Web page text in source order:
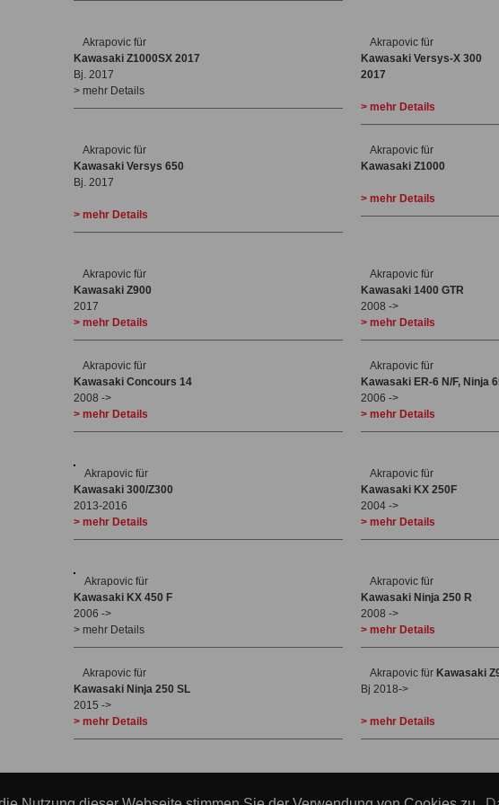
Akrapovic für
Kawasaki Z1000SX 2017
Bj. 2017
> mehr Details
Akrapovic für
Kawasaki Versys-X 300
2017
> mehr Details
Akrapovic für
Kawasaki Versys 650
Bj. 2017
> mehr Details
Akrapovic für
Kawasaki Z1000
> mehr Details
Akrapovic für
Kawasaki Z900
2017
> mehr Details
Akrapovic für
Kawasaki 1400 GTR
2008 ->
> mehr Details
Akrapovic für
Kawasaki Concours 14
2008 ->
> mehr Details
Akrapovic für
Kawasaki ER-6 N/F, Ninja
2006 ->
> mehr Details
Akrapovic für
Kawasaki 300/Z300
2013-2016
> mehr Details
Akrapovic für
Kawasaki KX 250F
2004 ->
> mehr Details
Akrapovic für
Kawasaki KX 450 F
2006 ->
> mehr Details
Akrapovic für
Kawasaki Ninja 250 R
2008 ->
> mehr Details
Akrapovic für
Kawasaki Ninja 250 SL
2015 ->
> mehr Details
Akrapovic für Kawasaki
Bj 2018->
> mehr Details